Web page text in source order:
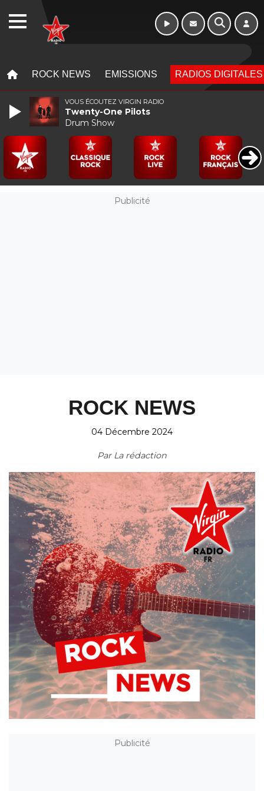
ROCK NEWS EMISSIONS RADIOS DIGITALES
Publicité
ROCK NEWS
04 Décembre 2024
Par La rédaction
Publicité
VOUS ÉCOUTEZ VIRGIN RADIO
Twenty-One Pilots
Drum Show
WEBRADIO